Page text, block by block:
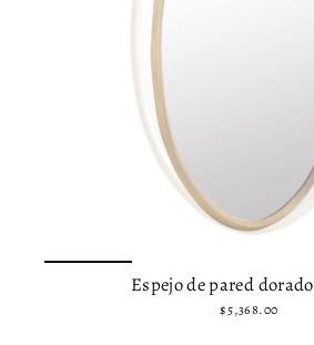
Espejo de pared
$ 5,368.00